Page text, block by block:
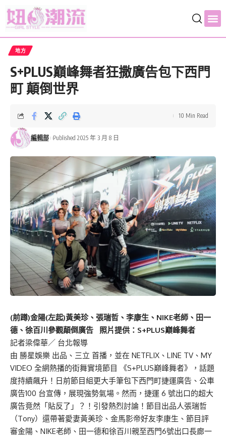
地方
S+PLUS巔峰舞者狂撒廣告包下西門
町 顛倒世界
編輯部 Published 2025 年 3 月 8 日
10 Min Read
(前蹲)金陽(左起)黃美珍、張瑞哲、李康生、NIKE老師、田一
德、徐百川參觀顛倒廣告 照片提供：S+PLUS巔峰舞者
記者梁偉華／ 台北報導
由 勝星娛樂 出品、三立 首播，並在 NETFLIX、LINE TV、MY
VIDEO 全網熱播的街舞實境節目 《S+PLUS巔峰舞者》，話題
度持續飆升！日前節目組更大手筆包下西門町捷運廣告、公車
廣告100 台宣傳，展現強勢氣場。然而，捷運 6 號出口的超大
廣告竟然「貼反了」？！引發熱烈討論！節目出品人張瑞哲
（Tony）還帶著愛妻黃美珍、金馬影帝好友李康生、節目評
審金陽、NIKE老師、田一德和徐百川親至西門6號出口長廊一